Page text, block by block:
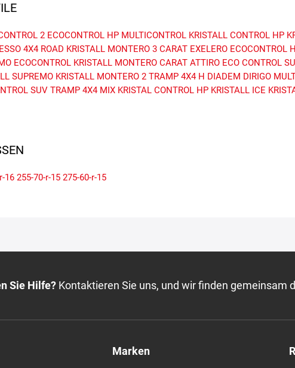
2 ECOCONTROL HP MULTICONTROL KRISTALL CONTROL HP
4X4 ROAD KRISTALL MONTERO 3 CARAT EXELERO ECOCONTROL
ECOCONTROL KRISTALL MONTERO CARAT ATTIRO ECO CONTROL
SUPREMO KRISTALL MONTERO 2 TRAMP 4X4 H DIADEM DIRIGO
SUV TRAMP 4X4 MIX KRISTAL CONTROL HP KRISTALL ICE
16 255-70-r-15 275-60-r-15
Sie Hilfe? Kontaktieren Sie uns, und wir finden gemeinsam
Marken